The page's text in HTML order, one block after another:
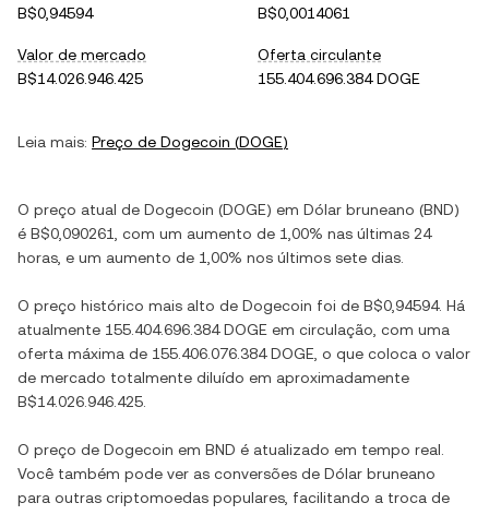
B$0,94594
B$0,0014061
Valor de mercado
B$14.026.946.425
Oferta circulante
155.404.696.384 DOGE
Leia mais: Preço de Dogecoin (DOGE)
O preço atual de Dogecoin (DOGE) em Dólar bruneano (BND)
é B$0,090261 , com um aumento de 1,00% nas últimas 24
horas, e um aumento de 1,00% nos últimos sete dias.
O preço histórico mais alto de Dogecoin foi de B$0,94594. Há
atualmente 155.404.696.384 DOGE em circulação, com uma
oferta máxima de 155.406.076.384 DOGE , o que coloca o valor
de mercado totalmente diluído em aproximadamente
B$14.026.946.425
O preço de Dogecoin em BND é atualizado em tempo real.
Você também pode ver as conversões de Dólar bruneano
para outras criptomoedas populares, facilitando a troca de